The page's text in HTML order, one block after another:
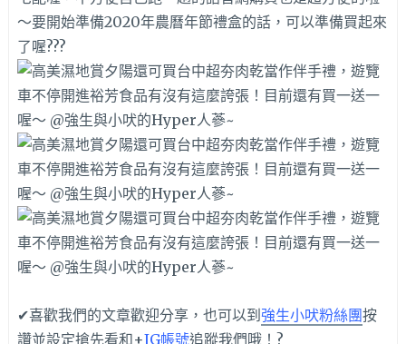
～要開始準備2020年農曆年節禮盒的話，可以準備買起來
了喔???
✔喜歡我們的文章歡迎分享，也可以到強生小吠粉絲團按
讚並設定搶先看和+IG帳號追蹤我們哦！?